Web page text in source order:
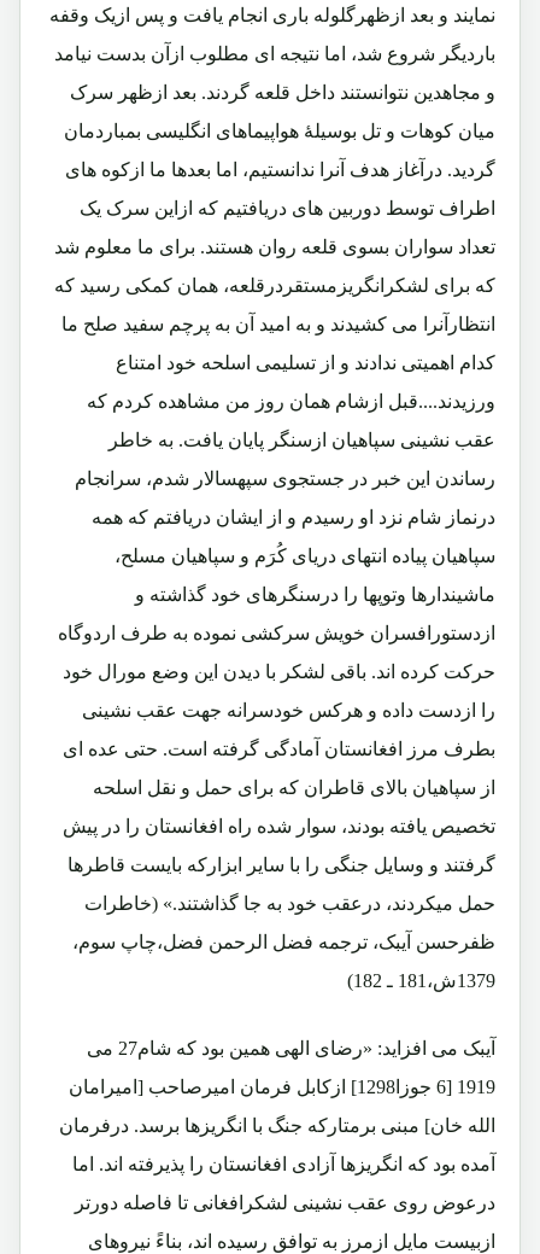
نمایند و بعد ازظهرگلوله باری انجام یافت و پس ازیک وقفه
باردیگر شروع شد، اما نتیجه ای مطلوب ازآن بدست نیامد
و مجاهدین نتوانستند داخل قلعه گردند. بعد ازظهر سرک
میان کوهات و تل بوسیلۀ هواپیماهای انگلیسی بمباردمان
گردید. درآغاز هدف آنرا ندانستیم، اما بعدها ما ازکوه های
اطراف توسط دوربین های دریافتیم که ازاین سرک یک
تعداد سواران بسوی قلعه روان هستند. برای ما معلوم شد
که برای لشکرانگریزمستقردرقلعه، همان کمکی رسید که
انتظارآنرا می کشیدند و به امید آن به پرچم سفید صلح ما
کدام اهمیتی ندادند و از تسلیمی اسلحه خود امتناع
ورزیدند....قبل ازشام همان روز من مشاهده کردم که
عقب نشینی سپاهیان ازسنگر پایان یافت. به خاطر
رساندن این خبر در جستجوی سپهسالار شدم، سرانجام
درنماز شام نزد او رسیدم و از ایشان دریافتم که همه
سپاهیان پیاده انتهای دریای کُرَم و سپاهیان مسلح،
ماشیندارها وتوپها را درسنگرهای خود گذاشته و
ازدستورافسران خویش سرکشی نموده به طرف اردوگاه
حرکت کرده اند. باقی لشکر با دیدن این وضع مورال خود
را ازدست داده و هرکس خودسرانه جهت عقب نشینی
بطرف مرز افغانستان آمادگی گرفته است. حتی عده ای
از سپاهیان بالای قاطران که برای حمل و نقل اسلحه
تخصیص یافته بودند، سوار شده راه افغانستان را در پیش
گرفتند و وسایل جنگی را با سایر ابزارکه بایست قاطرها
حمل میکردند، درعقب خود به جا گذاشتند.» (خاطرات
ظفرحسن آیبک، ترجمه فضل الرحمن فضل،چاپ سوم،
1379ش،181 ـ 182)
آیبک می افزاید: «رضای الهی همین بود که شام27 می
1919 [6 جوزا1298] ازکابل فرمان امیرصاحب [امیرامان
الله خان] مبنی برمتارکه جنگ با انگریزها برسد. درفرمان
آمده بود که انگریزها آزادی افغانستان را پذیرفته اند. اما
درعوض روی عقب نشینی لشکرافغانی تا فاصله دورتر
ازبیست مایل ازمرز به توافق رسیده اند، بناءً نیروهای